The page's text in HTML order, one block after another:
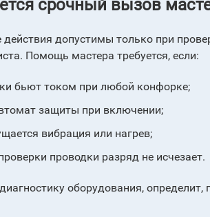
срочный вызов
допустимы только при
Помощь мастера требуется, если:
бьют током при любой конфорке;
защиты при включении;
вибрация или нагрев;
проводки разряд не исчезает.
оборудования,